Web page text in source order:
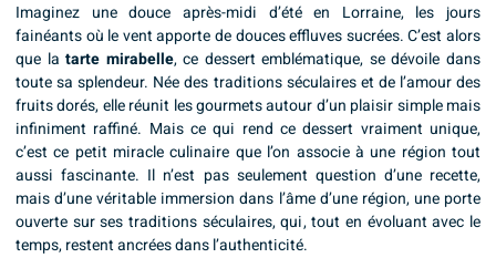
Imaginez une douce après-midi d’été en Lorraine, les jours
fainéants où le vent apporte de douces effluves sucrées. C’est alors
que latarte mirabelle, ce dessert emblématique, se dévoile dans
toute sa splendeur. Née des traditions séculaires et de l’amour des
fruits dorés, elle réunit les gourmets autour d’un plaisir simple mais
infiniment raffiné. Mais ce qui rend ce dessert vraiment unique,
c’est ce petit miracle culinaire que l’on associe à une région tout
aussi fascinante. Il n’est pas seulement question d’une recette,
mais d’une véritable immersion dans l’âme d’une région, une porte
ouverte sur ses traditions séculaires, qui, tout en évoluant avec le
temps, restent ancrées dans l’authenticité.